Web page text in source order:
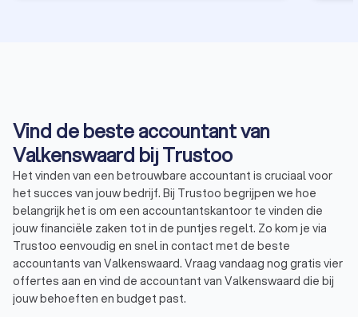
Vind de beste accountant van
Valkenswaard bij Trustoo
Het vinden van een betrouwbare accountant is cruciaal voor
het succes van jouw bedrijf. Bij Trustoo begrijpen we hoe
belangrijk het is om een accountantskantoor te vinden die
jouw financiële zaken tot in de puntjes regelt. Zo kom je via
Trustoo eenvoudig en snel in contact met de beste
accountants van Valkenswaard. Vraag vandaag nog gratis vier
offertes aan en vind de accountant van Valkenswaard die bij
jouw behoeften en budget past.